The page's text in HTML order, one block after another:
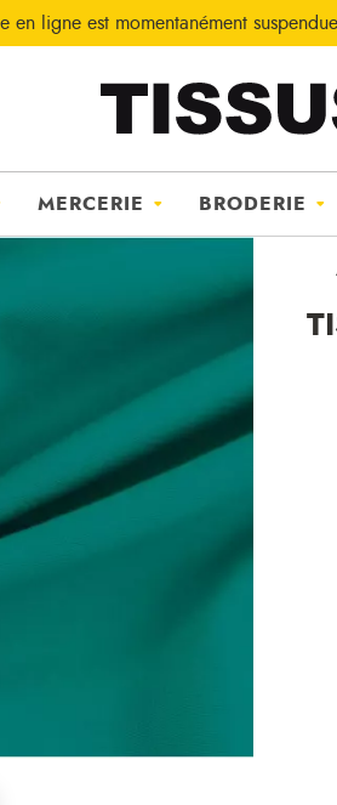
en ligne est momentanément
MERCERIE BRODERIE